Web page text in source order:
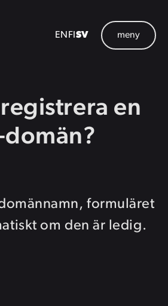
EN FI SV meny
en
domän?
formuläret
om den är ledig.